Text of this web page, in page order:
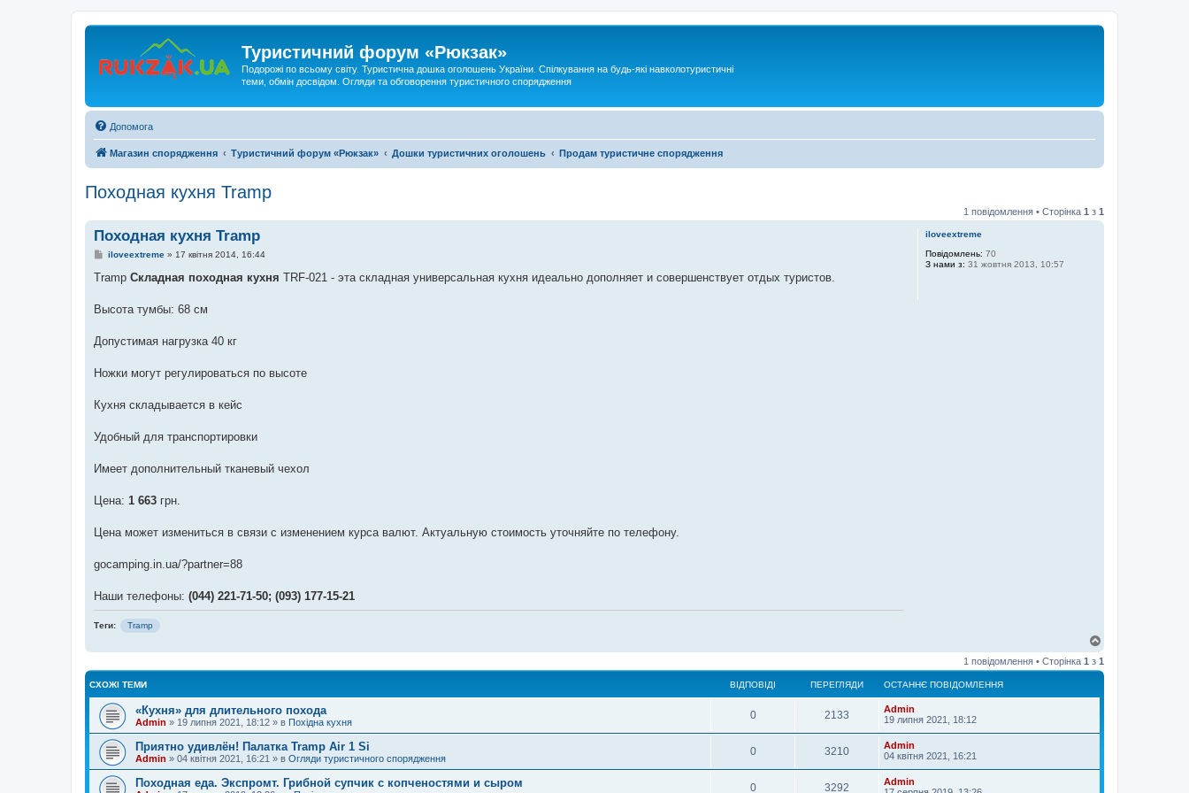
Туристичний форум «Рюкзак»
Подорожі по всьому світу. Туристична дошка оголошень України. Спілкування на будь-які навколотуристичні
теми, обмін досвідом. Огляди та обговорення туристичного спорядження
Допомога
Магазин спорядження Туристичний форум «Рюкзак» Дошки туристичних оголошень Продам туристичне спорядження
Походная кухня Tramp
1 повідомлення • Сторінка 1 з 1
iloveextreme
Повідомлень: 70
З нами з: 31 жовтня 2013, 10:57
Походная кухня Tramp
П
в
о
е
я
iloveextreme» 17 квітня 2014, 16:44
Tramp Складная походная кухня TRF-021 - эта складная универсальная кухня идеально дополняет и совершенствует отдых туристов.
Высота тумбы: 68 см
Допустимая нагрузка 40 кг
Ножки могут регулироваться по высоте
Кухня складывается в кейс
Удобный для транспортировки
Имеет дополнительный тканевый чехол
Цена: 1 663 грн.
Цена может измениться в связи с изменением курса валют. Актуальную стоимость уточняйте по телефону.
gocamping.in.ua/?partner=88
Наши телефоны: (044) 221-71-50; (093) 177-15-21
Теги: Tramp
г
о
1 повідомлення • Сторінка 1 з 1
СХОЖІ ТЕМИ ВІДПОВІДІ ПЕРЕГЛЯДИ ОСТАННЄ ПОВІДОМЛЕННЯ
«Кухня» для длительного похода
Admin » 19 липня 2021, 18:12 » в Похідна кухня
0 2133
Admin
19 липня 2021, 18:12
Приятно удивлён! Палатка Tramp Air 1 Si
Admin » 04 квітня 2021, 16:21 » в Огляди туристичного спорядження
0 3210
Admin
04 квітня 2021, 16:21
Походная еда. Экспромт. Грибной супчик с копченостями и сыром 0 3292
Admin